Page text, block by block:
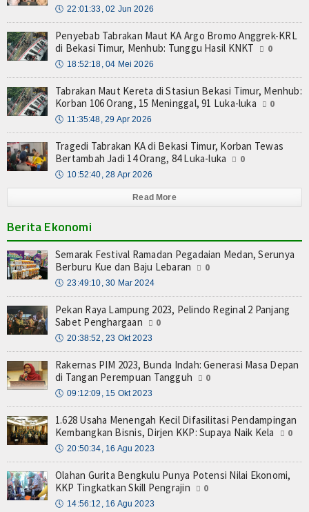
🕔 22:01:33, 02 Jun 2026
Penyebab Tabrakan Maut KA Argo Bromo Anggrek-KRL
di Bekasi Timur, Menhub: Tunggu Hasil KNKT
0
🕔 18:52:18, 04 Mei 2026
Tabrakan Maut Kereta di Stasiun Bekasi Timur, Menhub:
Korban 106 Orang, 15 Meninggal, 91 Luka-luka
0
🕔 11:35:48, 29 Apr 2026
Tragedi Tabrakan KA di Bekasi Timur, Korban Tewas
Bertambah Jadi 14 Orang, 84 Luka-luka
0
🕔 10:52:40, 28 Apr 2026
Read More
Berita Ekonomi
Semarak Festival Ramadan Pegadaian Medan, Serunya
Berburu Kue dan Baju Lebaran
0
🕔 23:49:10, 30 Mar 2024
Pekan Raya Lampung 2023, Pelindo Reginal 2 Panjang
Sabet Penghargaan
0
🕔 20:38:52, 23 Okt 2023
Rakernas PIM 2023, Bunda Indah: Generasi Masa Depan
di Tangan Perempuan Tangguh
0
🕔 09:12:09, 15 Okt 2023
1.628 Usaha Menengah Kecil Difasilitasi Pendampingan
Kembangkan Bisnis, Dirjen KKP: Supaya Naik Kela
0
🕔 20:50:34, 16 Agu 2023
Olahan Gurita Bengkulu Punya Potensi Nilai Ekonomi,
KKP Tingkatkan Skill Pengrajin
0
🕔 14:56:12, 16 Agu 2023